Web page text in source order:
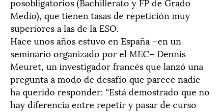
Medio), que tienen tasas de repetición muy
superiores a las de la ESO.
Hace unos años estuvo en España –en un
seminario organizado por el MEC– Dennis
Meuret, un investigador francés que lanzó una
pregunta a modo de desafío que parece nadie
ha querido responder: “Está demostrado que no
hay diferencia entre repetir y pasar de curso